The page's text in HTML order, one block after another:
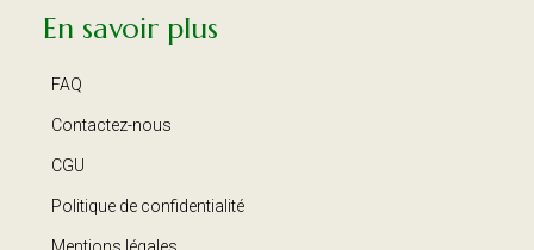
En savoir plus
FAQ
Contactez-nous
CGU
Politique de confidentialité